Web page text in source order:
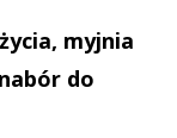
myjnia
do